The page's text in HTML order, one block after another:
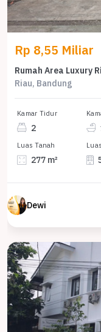
Rp 8,55 Miliar
Riau, Bandung
Kamar Tidur
2
Luas Tanah
277 m²
Dewi